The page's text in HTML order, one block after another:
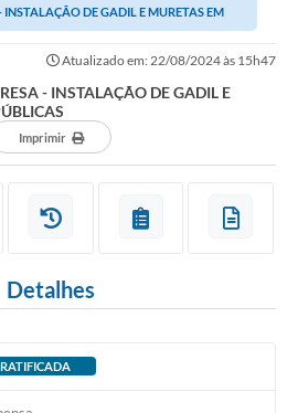
DE GADIL E MURETAS EM
Atualizado em: 22/08/2024 às 15h47
- INSTALAÇÃO DE GADIL E
Imprimir
Detalhes
RATIFICADA